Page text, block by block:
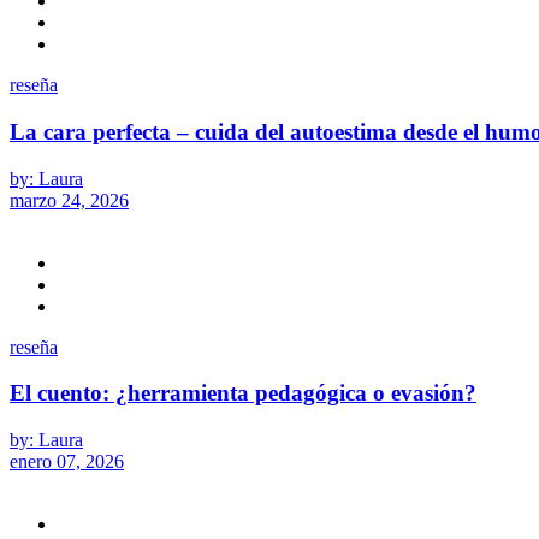
reseña
La cara perfecta – cuida del autoestima desde el
by: Laura
marzo 24, 2026
reseña
El cuento: ¿herramienta pedagógica o evasión?
by: Laura
enero 07, 2026